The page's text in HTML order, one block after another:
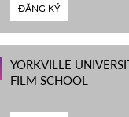
ĐĂNG KÝ
YORKVILLE
FILM SCHOOL